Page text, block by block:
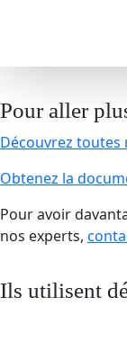
Pour aller
Découvrez toutes
Obtenez la
Pour avoir
nos experts,
Ils utilisent